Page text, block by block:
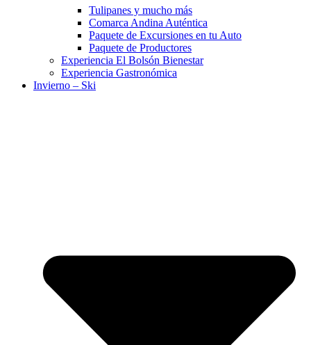
Tulipanes y mucho más
Comarca Andina Auténtica
Paquete de Excursiones en tu Auto
Paquete de Productores
Experiencia El Bolsón Bienestar
Experiencia Gastronómica
Invierno – Ski